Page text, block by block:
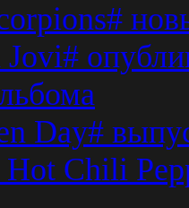
Day#
Hot Chili